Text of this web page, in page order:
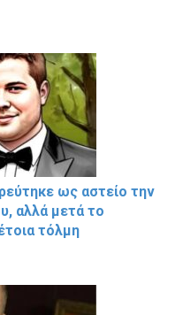
ως αστείο την
αλλά μετά το
τόλμη